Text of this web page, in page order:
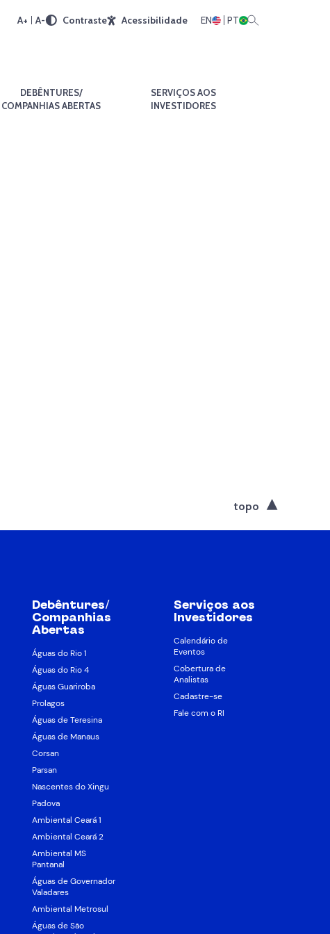
A+ A- Contraste Acessibilidade EN PT
DEBÊNTURES/
COMPANHIAS ABERTAS
SERVIÇOS AOS
INVESTIDORES
topo
Debêntures/
Companhias
Abertas
Águas do Rio 1
Águas do Rio 4
Águas Guariroba
Prolagos
Águas de Teresina
Águas de Manaus
Corsan
Parsan
Nascentes do Xingu
Padova
Ambiental Ceará 1
Ambiental Ceará 2
Ambiental MS
Pantanal
Águas de Governador
Valadares
Ambiental Metrosul
Águas de São
Serviços aos
Investidores
Calendário de
Eventos
Cobertura de
Analistas
Cadastre-se
Fale com o RI